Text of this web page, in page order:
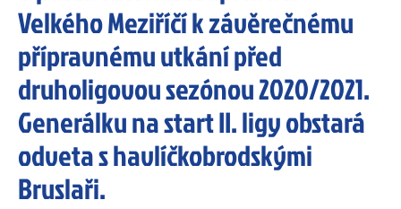
Velkého Meziříčí k závěrečnému
přípravnému utkání před
druholigovou sezónou 2020/2021.
Generálku na start II. ligy obstará
odveta s havlíčkobrodskými
Bruslaři.